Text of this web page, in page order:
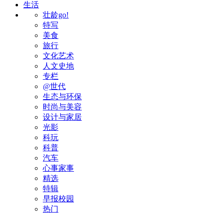
生活
壮龄go!
特写
美食
旅行
文化艺术
人文史地
专栏
@世代
生态与环保
时尚与美容
设计与家居
光影
科玩
科普
汽车
心事家事
精选
特辑
早报校园
热门